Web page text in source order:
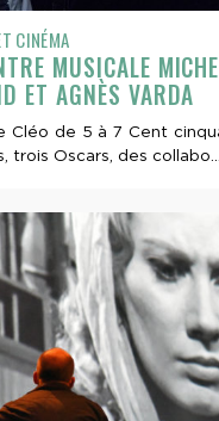
CINÉMA
MUSICALE
ET AGNÈS VARDA
Cléo de 5 à 7 Cent
trois Oscars, des collabo...